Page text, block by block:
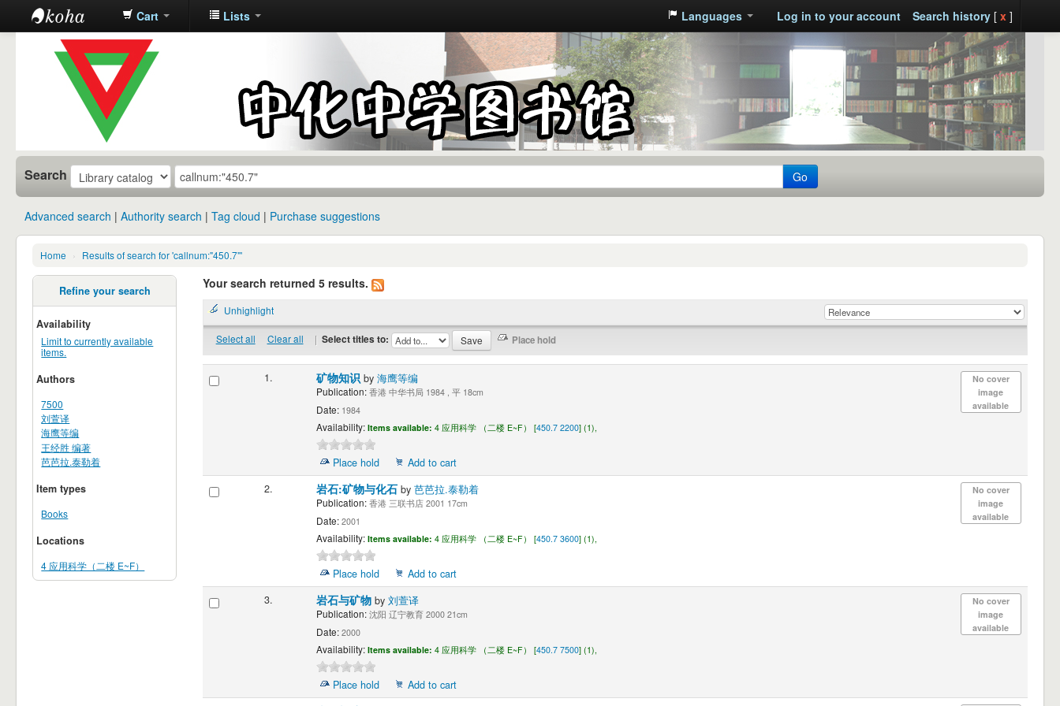
中化中学图
书馆馆藏目
Cart Lists Languages Log in to your account Search history[ x ]
Search Go
Advanced search Authority search Tag cloud Purchase suggestions
Home › Results of search for 'callnum:"450.7"'
Refine your search
Availability
Limit to currently available
items.
Authors
7500
刘萱译
海鹰等编
王经胜 编著
芭芭拉.泰勒着
Item types
Books
Locations
4 应用科学（二楼 E~F）
Your search returned 5 results.
Unhighlight
Select all Clear all | Select titles to:
1.
No cover
image
available
矿物知识 by 海鹰等编
Publication:香港 中华书局 1984 , 平 18cm
Date:1984
Availability: Items available: 4 应用科学 （二楼 E~F） [450.7 2200] (1),
Place hold
Add to cart
2.
No cover
image
available
岩石:矿物与化石 by 芭芭拉.泰勒着
Publication:香港 三联书店 2001 17cm
Date:2001
Availability: Items available: 4 应用科学 （二楼 E~F） [450.7 3600] (1),
Place hold
Add to cart
3.
No cover
image
available
岩石与矿物 by 刘萱译
Publication:沈阳 辽宁教育 2000 21cm
Date:2000
Availability: Items available: 4 应用科学 （二楼 E~F） [450.7 7500] (1),
Place hold
Add to cart